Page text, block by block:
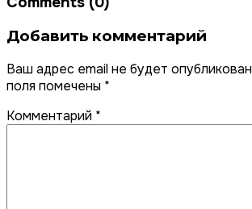
Добавить комментарий
Ваш адрес email не будет
поля помечены *
Комментарий *